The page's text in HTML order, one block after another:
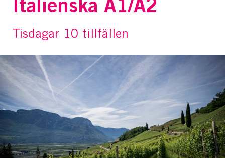
Italienska A1/A2
Tisdagar 10 tillfällen